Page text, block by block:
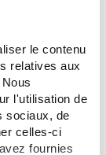
le contenu
relatives aux
l'utilisation de
sociaux, de
celles-ci
fournies
BIO
ANTI RIDES
50ML
€
В КОРЗИНУ